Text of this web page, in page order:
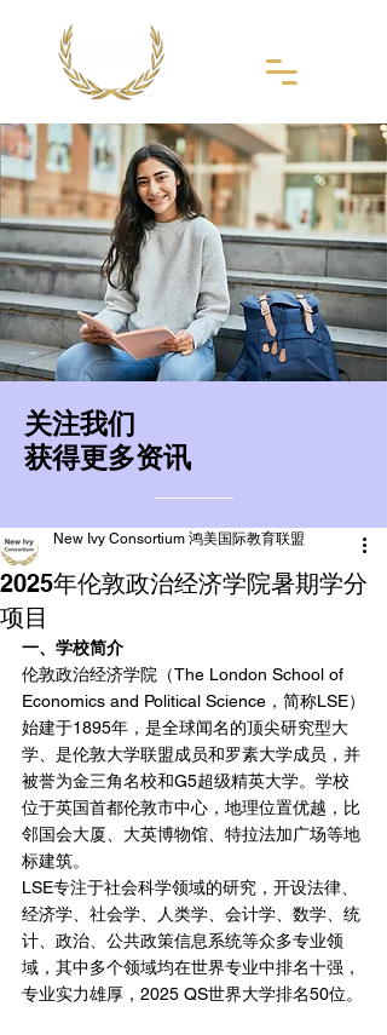
​关注我们
获得更多资讯
2025年伦敦政治经济学院暑期学分
项目
New Ivy Consortium 鸿美国际教育联盟
一、学校简介
伦敦政治经济学院（The London School of
Economics and Political Science，简称LSE）
始建于1895年，是全球闻名的顶尖研究型大
学、是伦敦大学联盟成员和罗素大学成员，并
被誉为金三角名校和G5超级精英大学。学校
位于英国首都伦敦市中心，地理位置优越，比
邻国会大厦、大英博物馆、特拉法加广场等地
标建筑。
LSE专注于社会科学领域的研究，开设法律、
经济学、社会学、人类学、会计学、数学、统
计、政治、公共政策信息系统等众多专业领
域，其中多个领域均在世界专业中排名十强，
专业实力雄厚，2025 QS世界大学排名50位。